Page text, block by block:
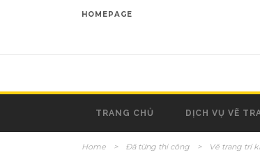
HOMEPAGE
TRANG CHỦ DỊCH VỤ VẼ
Home > Đã từng thi công > Vẽ trang trí